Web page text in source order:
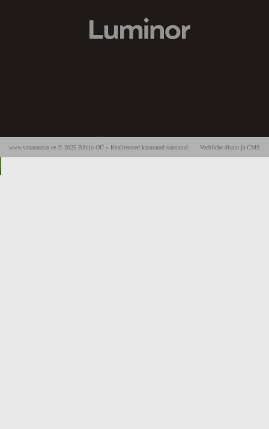
Veebilehe disain ja CMS
www.vanaraamat.ee © 2025 Biblio OÜ » Kvaliteetsed kasutatud raamatud